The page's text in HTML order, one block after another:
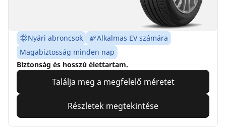
Nyári abroncsok
Alkalmas EV számára
Magabiztosság minden nap
Biztonság és hosszú élettartam.
Találja meg a megfelelő méretet
Részletek megtekintése